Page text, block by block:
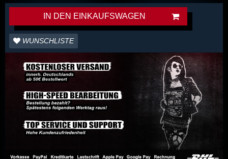
IN DEN EINKAUFSWAGEN
WUNSCHLISTE